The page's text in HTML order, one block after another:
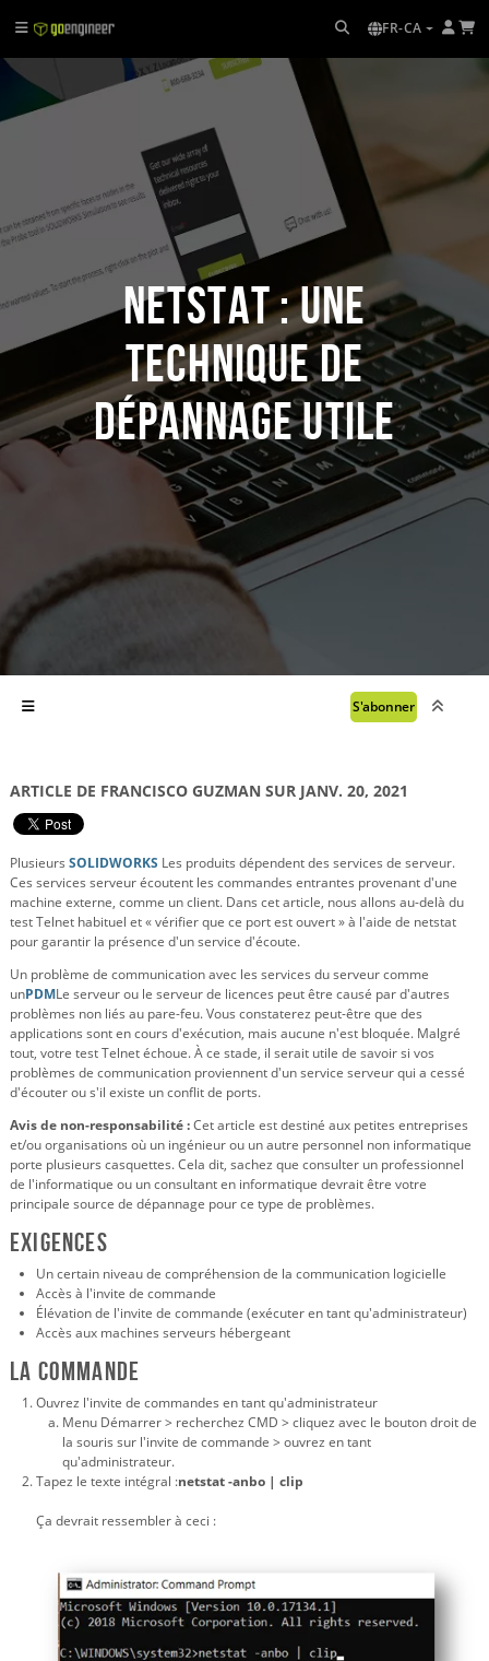
FR-CA
Netstat : une
technique de
dépannage utile
S'abonner
ARTICLE DE FRANCISCO GUZMAN SUR JANV. 20, 2021
Plusieurs SOLIDWORKS Les produits dépendent des services de serveur.
Ces services serveur écoutent les commandes entrantes provenant d'une
machine externe, comme un client. Dans cet article, nous allons au-delà du
test Telnet habituel et « vérifier que ce port est ouvert » à l'aide de netstat
pour garantir la présence d'un service d'écoute.
Un problème de communication avec les services du serveur comme
unPDMLe serveur ou le serveur de licences peut être causé par d'autres
problèmes non liés au pare-feu. Vous constaterez peut-être que des
applications sont en cours d'exécution, mais aucune n'est bloquée. Malgré
tout, votre test Telnet échoue. À ce stade, il serait utile de savoir si vos
problèmes de communication proviennent d'un service serveur qui a cessé
d'écouter ou s'il existe un conflit de ports.
Avis de non-responsabilité :Cet article est destiné aux petites entreprises
et/ou organisations où un ingénieur ou un autre personnel non informatique
porte plusieurs casquettes. Cela dit, sachez que consulter un professionnel
de l'informatique ou un consultant en informatique devrait être votre
principale source de dépannage pour ce type de problèmes.
Exigences
Un certain niveau de compréhension de la communication logicielle
Accès à l'invite de commande
Élévation de l'invite de commande (exécuter en tant qu'administrateur)
Accès aux machines serveurs hébergeant
La commande
Ouvrez l'invite de commandes en tant qu'administrateur
Menu Démarrer > recherchez CMD > cliquez avec le bouton droit de
la souris sur l'invite de commande > ouvrez en tant
qu'administrateur.
Tapez le texte intégral :netstat -anbo | clip
Ça devrait ressembler à ceci :